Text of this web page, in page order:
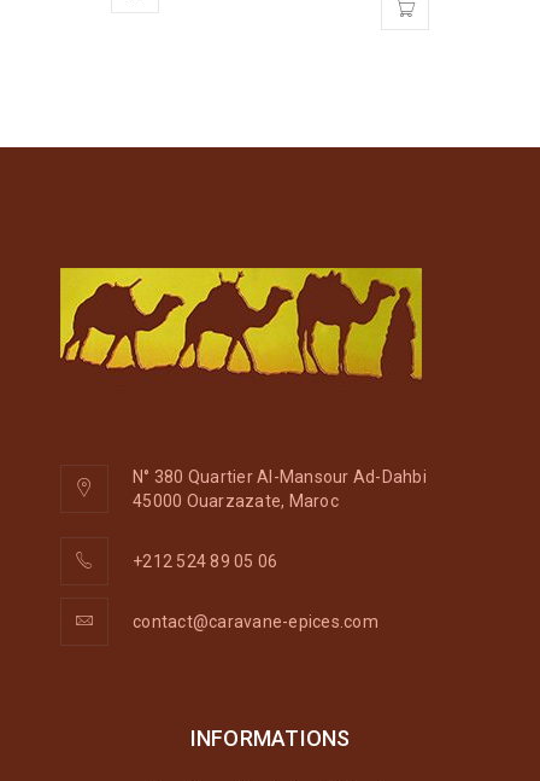
N° 380 Quartier Al-Mansour Ad-Dahbi
45000 Ouarzazate, Maroc
+212 524 89 05 06
contact@caravane-epices.com
INFORMATIONS